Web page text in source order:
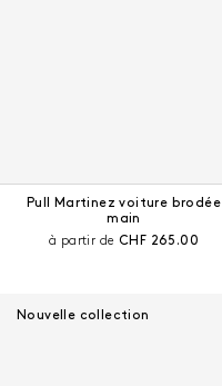
Pull Martinez voiture brodée
main
à partir de Prix courant :
CHF 265.00
Nouvelle collection